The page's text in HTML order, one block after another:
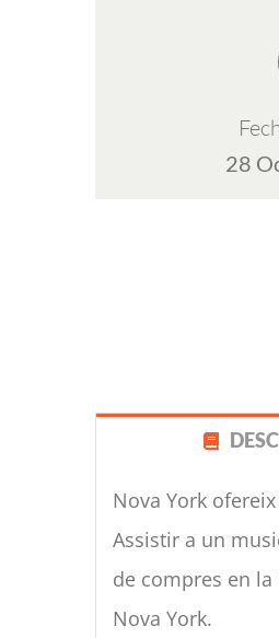
28
Nova York
Assistir a un
de compres en
Nova York.